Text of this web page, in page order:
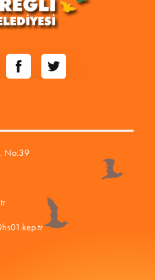
No:39